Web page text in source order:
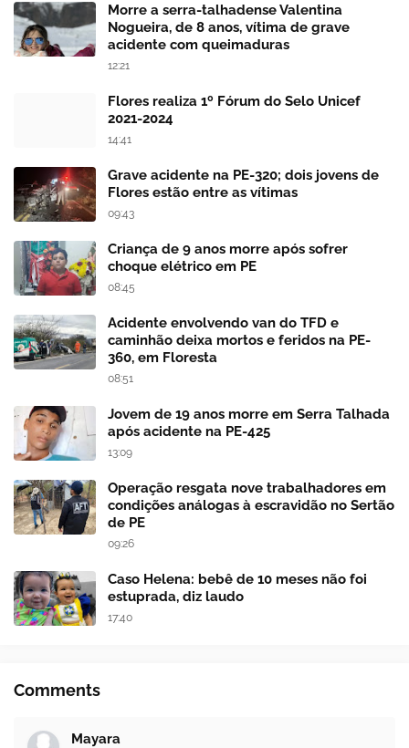
Morre a serra-talhadense Valentina
Nogueira, de 8 anos, vítima de grave
acidente com queimaduras
12:21
Flores realiza 1º Fórum do Selo Unicef
2021-2024
14:41
Grave acidente na PE-320; dois jovens de
Flores estão entre as vítimas
09:43
Criança de 9 anos morre após sofrer
choque elétrico em PE
08:45
Acidente envolvendo van do TFD e
caminhão deixa mortos e feridos na PE-
360, em Floresta
08:51
Jovem de 19 anos morre em Serra Talhada
após acidente na PE-425
13:09
Operação resgata nove trabalhadores em
condições análogas à escravidão no Sertão
de PE
09:26
Caso Helena: bebê de 10 meses não foi
estuprada, diz laudo
17:40
Comments
Mayara